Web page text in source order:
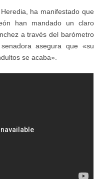
ha manifestado que
han mandado un claro
a través del barómetro
asegura que «su
se acaba».